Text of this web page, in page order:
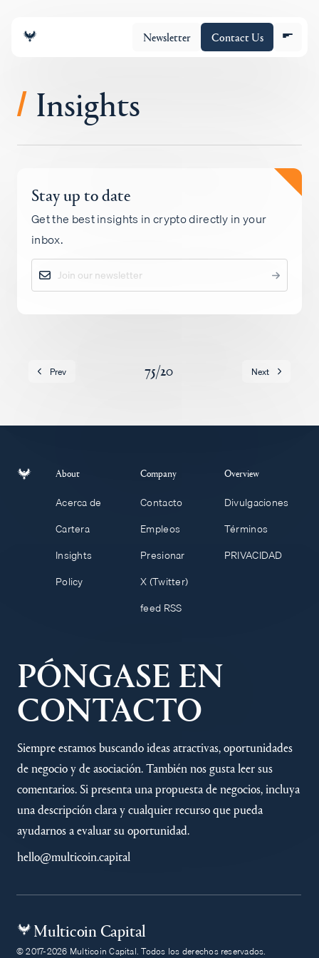
Newsletter Contact Us
Equipo
Cartera
Insights
Policy
/ Insights
Prev 75/20 Next
Stay up to date
Get the best insights in crypto directly in your
inbox.
About
Acerca de
Cartera
Insights
Policy
Company
Contacto
Empleos
Presionar
X (Twitter)
feed RSS
Overview
Divulgaciones
Términos
PRIVACIDAD
PÓNGASE EN
CONTACTO
Siempre estamos buscando ideas atractivas, oportunidades
de negocio y de asociación. También nos gusta leer sus
comentarios. Si presenta una propuesta de negocios, incluya
una descripción clara y cualquier recurso que pueda
ayudarnos a evaluar su oportunidad.
hello@multicoin.capital
Multicoin Capital
© 2017-2026 Multicoin Capital. Todos los derechos reservados.